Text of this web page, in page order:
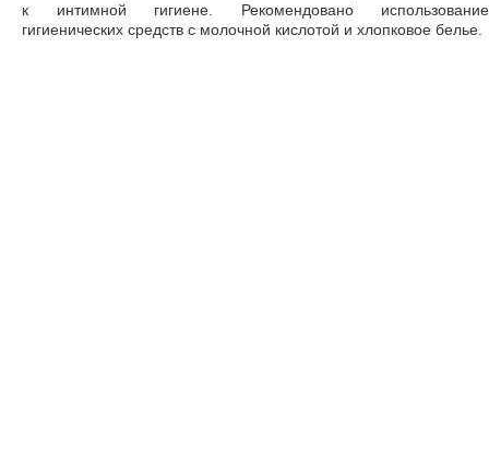
к интимной гигиене. Рекомендовано использование
гигиенических средств с молочной кислотой и хлопковое белье.